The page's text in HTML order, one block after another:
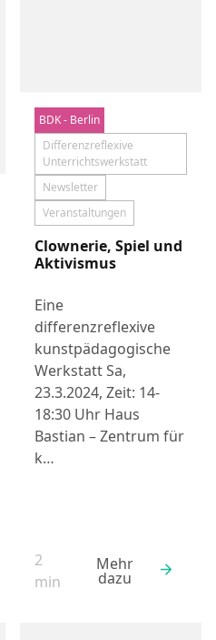
BDK - Berlin
Aktuelles
Differenzreflexive
Unterrichtswerkstatt
Newsletter
Veranstaltungen
Clownerie, Spiel und
Aktivismus
Eine
differenzreflexive
kunstpädagogische
Werkstatt Sa,
23.3.2024, Zeit: 14-
18:30 Uhr Haus
Bastian – Zentrum für
k…
Lesezeit:
2
min
Mehr
dazu